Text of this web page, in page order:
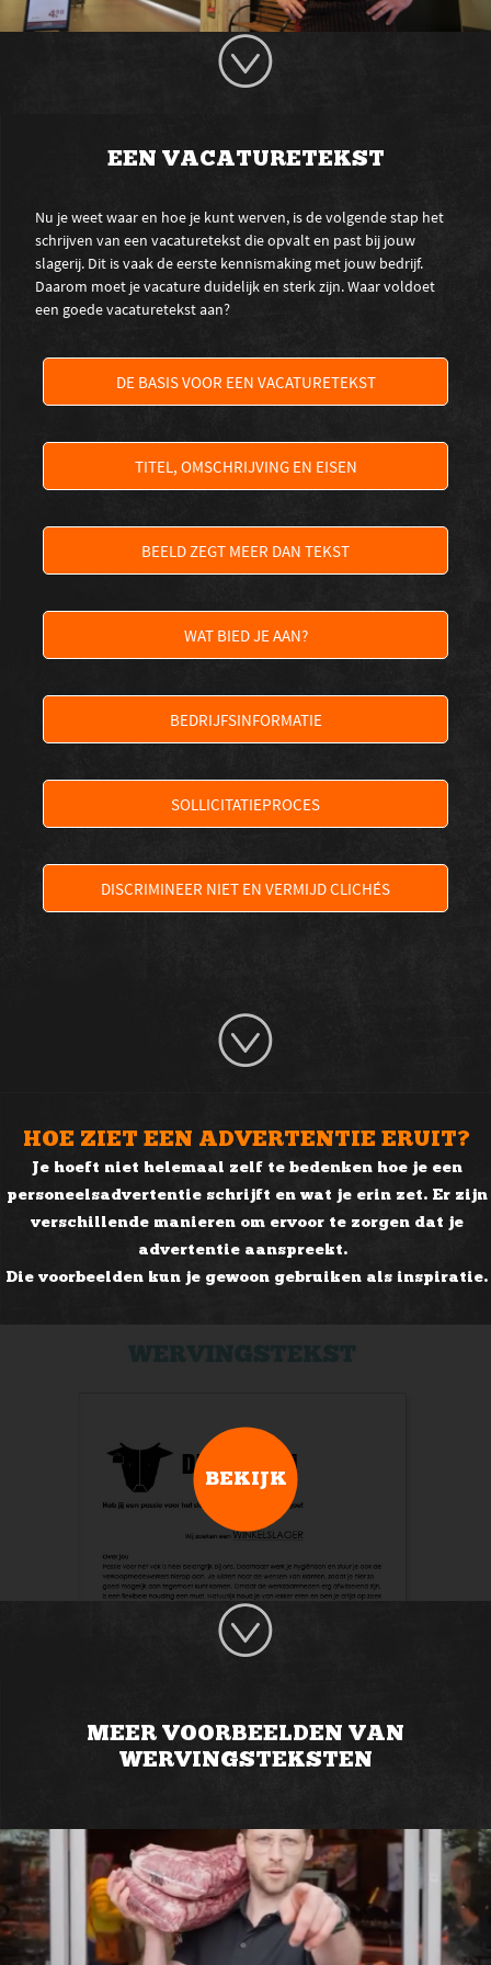
EEN VACATURETEKST
Nu je weet waar en hoe je kunt werven, is de volgende stap het
schrijven van een vacaturetekst die opvalt en past bij jouw
slagerij. Dit is vaak de eerste kennismaking met jouw bedrijf.
Daarom moet je vacature duidelijk en sterk zijn. Waar voldoet
een goede vacaturetekst aan?
DE BASIS VOOR EEN VACATURETEKST
TITEL, OMSCHRIJVING EN EISEN
BEELD ZEGT MEER DAN TEKST
WAT BIED JE AAN?
BEDRIJFSINFORMATIE
SOLLICITATIEPROCES
DISCRIMINEER NIET EN VERMIJD CLICHÉS
HOE ZIET EEN ADVERTENTIE ERUIT?
Je hoeft niet helemaal zelf te bedenken hoe je een
personeelsadvertentie schrijft en wat je erin zet. Er zijn
verschillende manieren om ervoor te zorgen dat je
advertentie aanspreekt.
Die voorbeelden kun je gewoon gebruiken als inspiratie.
BEKIJK
MEER VOORBEELDEN VAN
WERVINGSTEKSTEN